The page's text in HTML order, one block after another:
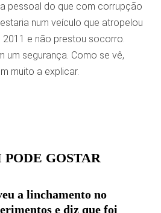
pessoal do que com corrupção
num veículo que atropelou
2011 e não prestou socorro.
um segurança. Como se vê,
muito a explicar.
GOSTAR
a linchamento no
e diz que foi